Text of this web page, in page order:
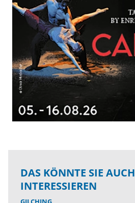
DAS KÖNNTE SIE AUCH
INTERESSIEREN